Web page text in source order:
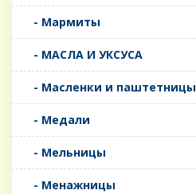
- Мармиты
- МАСЛА И УКСУСА
- Масленки и паштетницы
- Медали
- Мельницы
- Менажницы